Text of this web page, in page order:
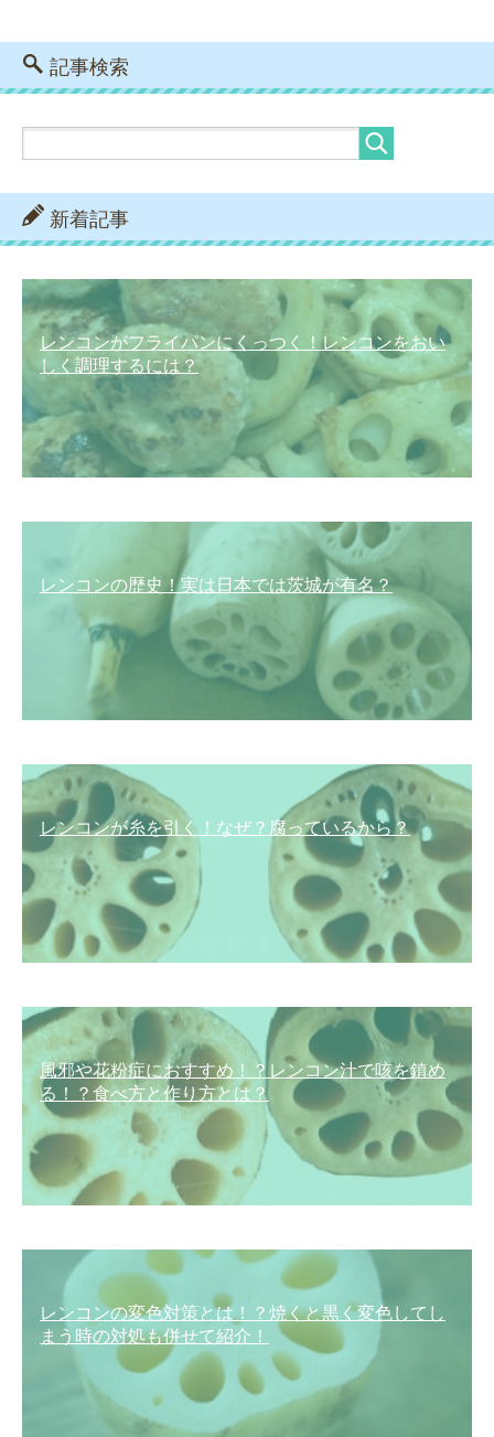
記事検索
新着記事
レンコンがフライパンにくっつく！レンコンをおい
しく調理するには？
レンコンの歴史！実は日本では茨城が有名？
レンコンが糸を引く！なぜ？腐っているから？
風邪や花粉症におすすめ！？レンコン汁で咳を鎮め
る！？食べ方と作り方とは？
レンコンの変色対策とは！？焼くと黒く変色してし
まう時の対処も併せて紹介！